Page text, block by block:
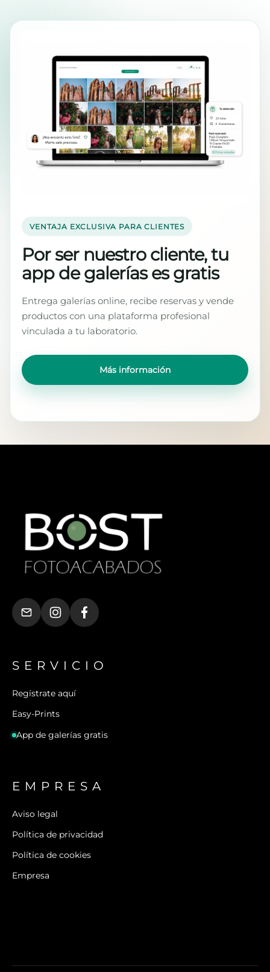
VENTAJA EXCLUSIVA PARA CLIENTES
Por ser nuestro cliente, tu
app de galerías es gratis
Entrega galerías online, recibe reservas y vende
productos con una plataforma profesional
vinculada a tu laboratorio.
Más información
SERVICIO
Regístrate aquí
Easy-Prints
App de galerías gratis
EMPRESA
Aviso legal
Política de privacidad
Política de cookies
Empresa